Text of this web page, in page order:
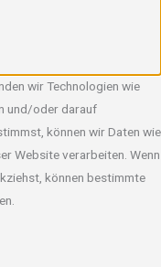
wir Technologien wie
und/oder darauf
können wir Daten wie
Website verarbeiten. Wenn
können bestimmte